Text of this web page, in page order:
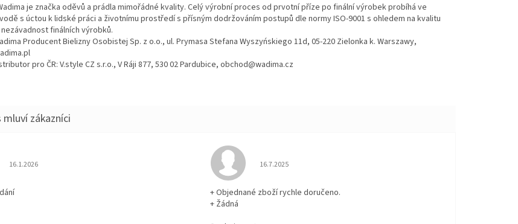
je značka oděvů a prádla mimořádné kvality. Celý výrobní proces od prvotní příze po finální výrobek probíhá ve
s úctou k lidské práci a životnímu prostředí s přísným dodržováním postupů dle normy ISO-9001 s ohledem na kvalitu
finálních výrobků.
Producent Bielizny Osobistej Sp. z o.o., ul. Prymasa Stefana Wyszyńskiego 11d, 05-220 Zielonka k. Warszawy,
pro ČR: V.style CZ s.r.o., V Ráji 877, 530 02 Pardubice, obchod@wadima.cz
Hodnocení obchodu je 5 z 5 hvězdiček.
16.1.2026 Hodnocení obchodu je 5 z 5 hvězdiček.
16.7.2025
+ Objednané zboží rychle doručeno.
+ Žádná